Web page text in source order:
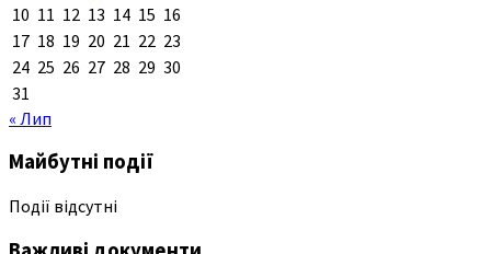
10 11 12 13 14 15 16
17 18 19 20 21 22 23
24 25 26 27 28 29 30
31
« Лип
Майбутні події
Події відсутні